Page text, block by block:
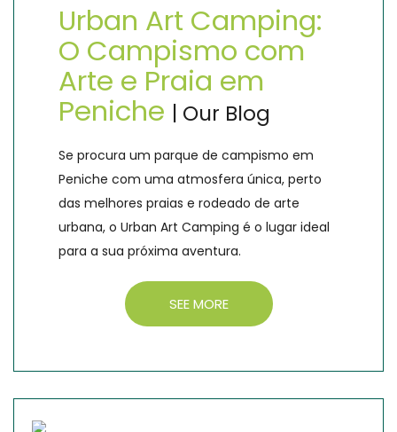
Urban Art Camping:
O Campismo com
Arte e Praia em
Peniche | Our Blog
Se procura um parque de campismo em
Peniche com uma atmosfera única, perto
das melhores praias e rodeado de arte
urbana, o Urban Art Camping é o lugar ideal
para a sua próxima aventura.
SEE MORE